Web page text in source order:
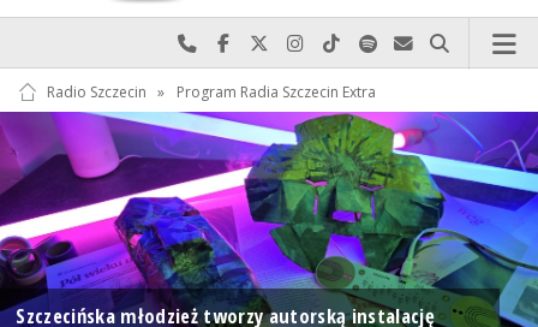
Najlepiej po prostu do nas zadzwoń
Odwiedź nas na Facebook-u
Odwiedź nas na X
Odwiedź nas na Instagram-ie
Odwiedź nas na TikTok-u
Szukaj nas na Spotify
Wyślij do nas
Szukaj
Radio Szczecin » Program Radia Szczecin Extra
Szczecińska młodzież tworzy autorską instalację